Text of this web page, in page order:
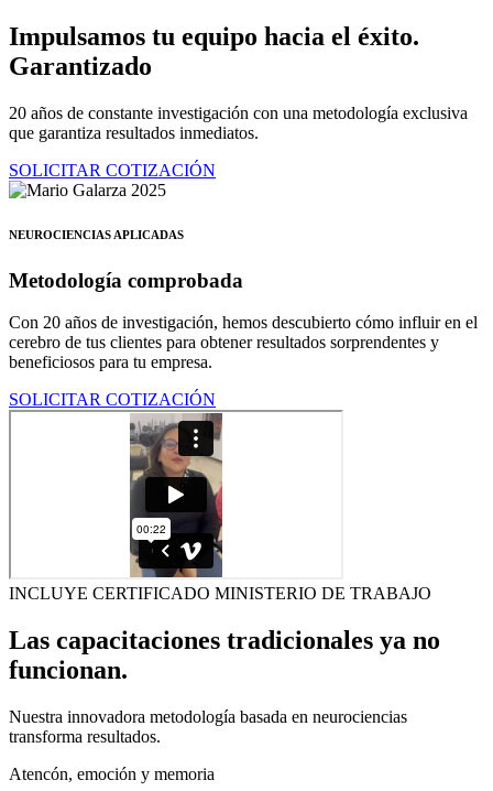
Ir
al
contenido
Impulsamos tu equipo hacia el éxito.
Garantizado
20 años de constante investigación con una metodología exclusiva
que garantiza resultados inmediatos.
SOLICITAR COTIZACIÓN
NEUROCIENCIAS APLICADAS
Metodología comprobada
Con 20 años de investigación, hemos descubierto cómo influir en el
cerebro de tus clientes para obtener resultados sorprendentes y
beneficiosos para tu empresa.
SOLICITAR COTIZACIÓN
INCLUYE CERTIFICADO MINISTERIO DE TRABAJO
Las capacitaciones tradicionales ya no
funcionan.
Nuestra innovadora metodología basada en neurociencias
transforma resultados.
Atencón, emoción y memoria